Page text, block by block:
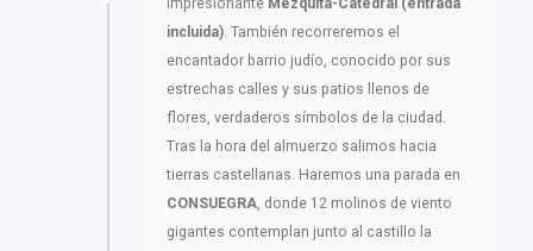
impresionante Mezquita-Catedral (entrada
incluida). También recorreremos el
encantador barrio judío, conocido por sus
estrechas calles y sus patios llenos de
flores, verdaderos símbolos de la ciudad.
Tras la hora del almuerzo salimos hacia
tierras castellanas. Haremos una parada en
CONSUEGRA, donde 12 molinos de viento
gigantes contemplan junto al castillo la